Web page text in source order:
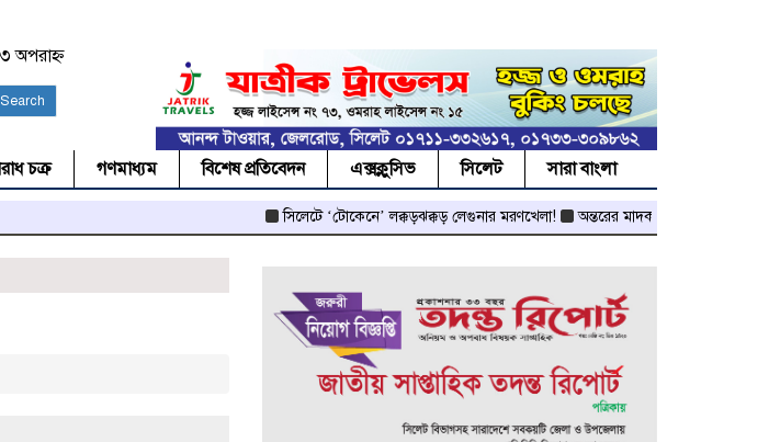
অপরাহ্ন
Search
চক্র গণমাধ্যম বিশেষ প্রতিবেদন এক্সক্লুসিভ সিলেট সারা বাংলা
সিলেটে ‘টোকেনে’ লক্কড়ঝক্কড় লেগুনার মরণখেলা! অন্তরের মাদকরাজ্যে পুলিশের আইওয়াশ